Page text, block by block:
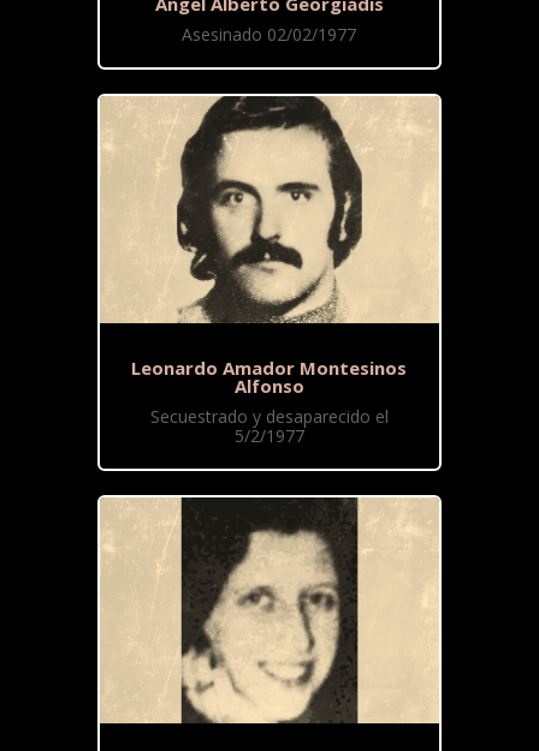
Asesinado 02/02/1977
Leonardo Amador Montesinos
Alfonso
Secuestrado y desaparecido el
5/2/1977